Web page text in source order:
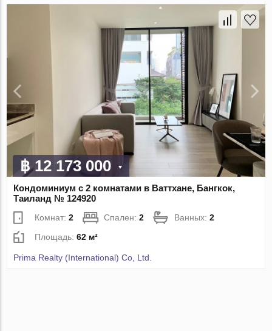
฿ 12 173 000
Кондоминиум с 2 комнатами в Ваттхане, Бангкок,
Таиланд № 124920
Комнат:2 Спален:2 Ванных:2
Площадь:62 м²
Prima Realty (International) Co, Ltd.